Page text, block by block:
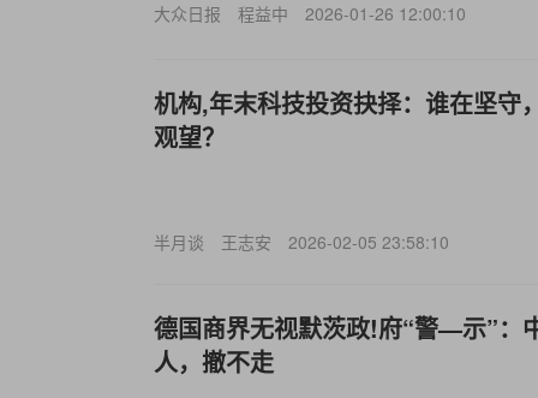
大众日报 程益中 2026-01-26 12:00:10
机构,年末科技投资抉择：谁在坚守
观望？
半月谈 王志安 2026-02-05 23:58:10
德国商界无视默茨政!府“警—示”：
人，撤不走